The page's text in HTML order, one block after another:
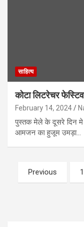
साहित्य
कोटा लिटरेचर
February 14, 2024
पुस्तक मेले के दूसरे दिन मे
आमजन का हुजूम उमड़ा…
Posts
navigation
Previous 1